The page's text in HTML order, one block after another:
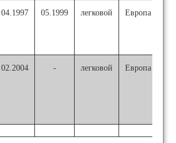
04.1997 05.1999 легковой Европа
02.2004 - легковой Европа